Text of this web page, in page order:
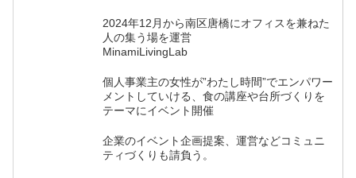
2024年12月から南区唐橋にオフィスを兼ねた
人の集う場を運営
MinamiLivingLab
個人事業主の女性が”わたし時間”でエンパワー
メントしていける、食の講座や台所づくりを
テーマにイベント開催
企業のイベント企画提案、運営などコミュニ
ティづくりも請負う。